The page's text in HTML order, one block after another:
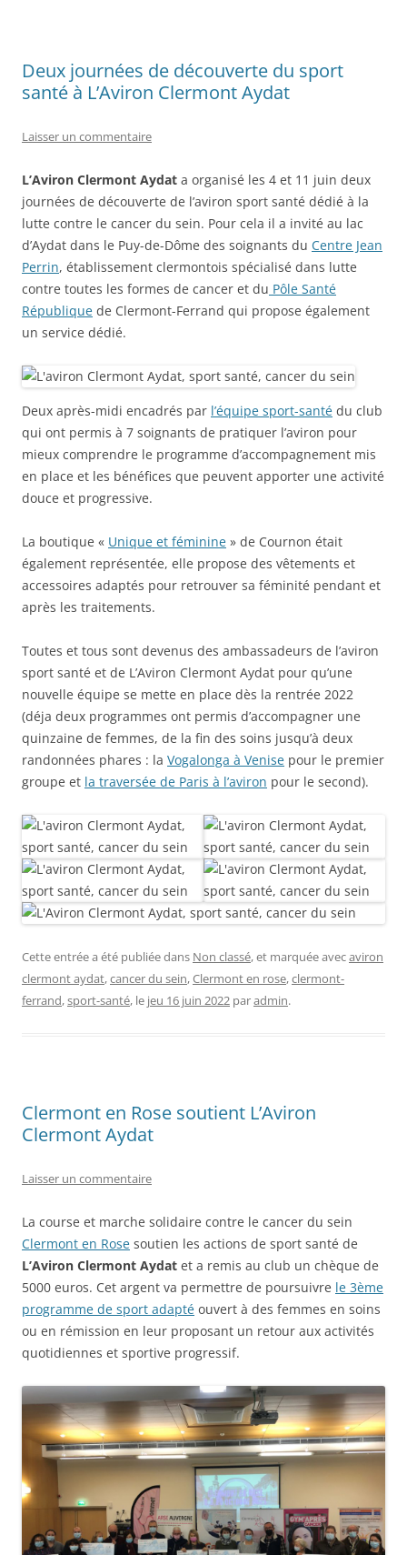
Deux journées de découverte du sport
santé à L’Aviron Clermont Aydat
Laisser un commentaire
L’Aviron Clermont Aydat a organisé les 4 et 11 juin deux
journées de découverte de l’aviron sport santé dédié à la
lutte contre le cancer du sein. Pour cela il a invité au lac
d’Aydat dans le Puy-de-Dôme des soignants du Centre Jean
Perrin, établissement clermontois spécialisé dans lutte
contre toutes les formes de cancer et du Pôle Santé
République de Clermont-Ferrand qui propose également
un service dédié.
Deux après-midi encadrés par l’équipe sport-santé du club
qui ont permis à 7 soignants de pratiquer l’aviron pour
mieux comprendre le programme d’accompagnement mis
en place et les bénéfices que peuvent apporter une activité
douce et progressive.
La boutique « Unique et féminine » de Cournon était
également représentée, elle propose des vêtements et
accessoires adaptés pour retrouver sa féminité pendant et
après les traitements.
Toutes et tous sont devenus des ambassadeurs de l’aviron
sport santé et de L’Aviron Clermont Aydat pour qu’une
nouvelle équipe se mette en place dès la rentrée 2022
(déja deux programmes ont permis d’accompagner une
quinzaine de femmes, de la fin des soins jusqu’à deux
randonnées phares : la Vogalonga à Venise pour le premier
groupe et la traversée de Paris à l’aviron pour le second).
Cette entrée a été publiée dans Non classé, et marquée avecaviron
clermont aydat,cancer du sein,Clermont en rose,clermont-
ferrand,sport-santé, le jeu 16 juin 2022 paradmin.
Clermont en Rose soutient L’Aviron
Clermont Aydat
Laisser un commentaire
La course et marche solidaire contre le cancer du sein
Clermont en Rose soutien les actions de sport santé de
L’Aviron Clermont Aydat et a remis au club un chèque de
5000 euros. Cet argent va permettre de poursuivre le 3ème
programme de sport adapté ouvert à des femmes en soins
ou en rémission en leur proposant un retour aux activités
quotidiennes et sportive progressif.